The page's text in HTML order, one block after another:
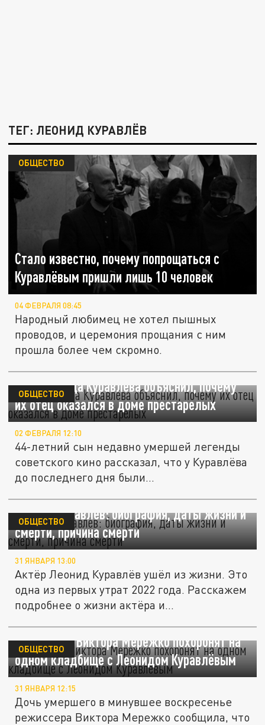
ТЕГ: ЛЕОНИД КУРАВЛЁВ
Стало известно, почему попрощаться с
Куравлёвым пришли лишь 10 человек
ОБЩЕСТВО
04 ФЕВРАЛЯ 08:45
Народный любимец не хотел пышных
проводов, и церемония прощания с ним
прошла более чем скромно.
Сын Леонида Куравлёва объяснил, почему
их отец оказался в доме престарелых
ОБЩЕСТВО
02 ФЕВРАЛЯ 12:10
44-летний сын недавно умершей легенды
советского кино рассказал, что у Куравлёва
до последнего дня были...
Леонид Куравлёв: биография, даты жизни и
смерти, причина смерти
ОБЩЕСТВО
31 ЯНВАРЯ 13:00
Актёр Леонид Куравлёв ушёл из жизни. Это
одна из первых утрат 2022 года. Расскажем
подробнее о жизни актёра и...
Режиссёра Виктора Мережко похоронят на
одном кладбище с Леонидом Куравлёвым
ОБЩЕСТВО
31 ЯНВАРЯ 12:15
Дочь умершего в минувшее воскресенье
режиссера Виктора Мережко сообщила, что